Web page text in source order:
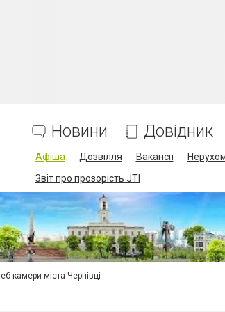
Новини Довідник
Афіша Дозвілля Вакансії
Звіт про прозорість JTI
камери міста Чернівці